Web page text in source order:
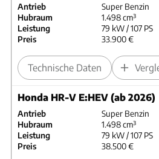
Antrieb
Super Benzin
Hubraum
1.498 cm³
Leistung
79 kW / 107 PS
Preis
33.900 €
Technische Daten
Honda HR-V E:HEV (ab 2026)
Antrieb
Super Benzin
Hubraum
1.498 cm³
Leistung
79 kW / 107 PS
Preis
38.500 €